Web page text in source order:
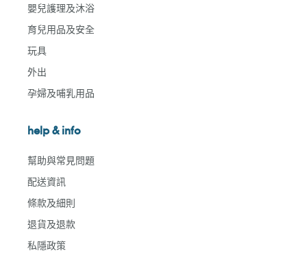
嬰兒護理及沐浴
育兒用品及安全
玩具
外出
孕婦及哺乳用品
help & info
幫助與常見問題
配送資訊
條款及細則
退貨及退款
私隱政策